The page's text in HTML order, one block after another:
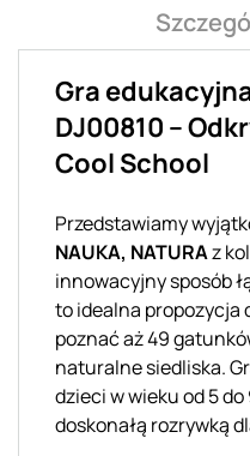
Gra
DJ00810 –
Cool School
Przedstawiamy
NAUKA, NATURAz
innowacyjny sposób
to idealna propozycja
poznać aż 49
naturalne siedliska.
dzieci w wieku od 5
doskonałą rozrywką